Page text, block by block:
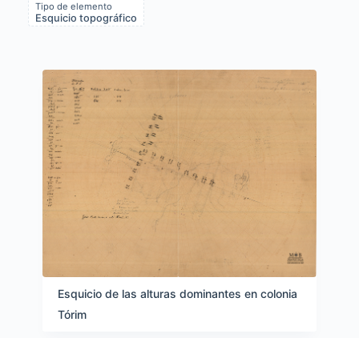
Tipo de elemento
Esquicio topográfico
Items list results
Esquicio de las alturas dominantes en colonia
Tórim